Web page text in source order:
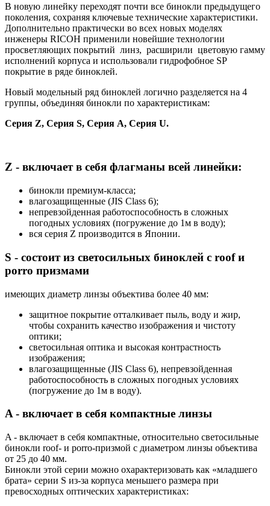
В новую линейку переходят почти все бинокли предыдущего
поколения, сохраняя ключевые технические характеристики.
Дополнительно практически во всех новых моделях
инженеры RICOH применили новейшие технологии
просветляющих покрытий линз, расширили цветовую гамму
исполнений корпуса и использовали гидрофобное SP
покрытие в ряде биноклей.
Новый модельный ряд биноклей логично разделяется на 4
группы, объединяя бинокли по характеристикам:
Серия Z, Серия S, Серия A, Серия U.
Z - включает в себя флагманы всей линейки:
бинокли премиум-класса;
влагозащищенные (JIS Class 6);
непревзойденная работоспособность в сложных
погодных условиях (погружение до 1м в воду);
вся серия Z производится в Японии.
S - cостоит из светосильных биноклей с roof и
porro призмами
имеющих диаметр линзы объектива более 40 мм:
защитное покрытие отталкивает пыль, воду и жир,
чтобы сохранить качество изображения и чистоту
оптики;
светосильная оптика и высокая контрастность
изображения;
влагозащищенные (JIS Class 6), непревзойденная
работоспособность в сложных погодных условиях
(погружение до 1м в воду).
A - включает в себя компактные линзы
A - включает в себя компактные, относительно светосильные
бинокли roof- и porro-призмой с диаметром линзы объектива
от 25 до 40 мм.
Бинокли этой серии можно охарактеризовать как «младшего
брата» серии S из-за корпуса меньшего размера при
превосходных оптических характеристиках: